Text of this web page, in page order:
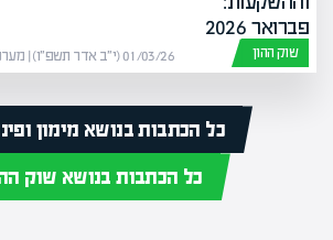
שוק ההון 01/03/26 (י״ב אדר תשפ״ו) | מערכת אפיק
כל הכתבות בנושא מימון
כל הכתבות בנושא שוק